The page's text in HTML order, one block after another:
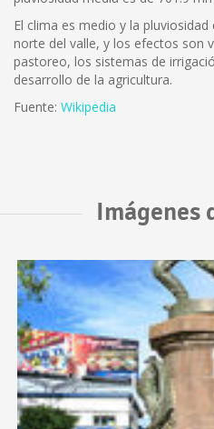
El clima es medio y la
norte del valle, y los efectos son
pastoreo, los sistemas de
desarrollo de la agricultura.
Fuente: Wikipedia
Imágenes